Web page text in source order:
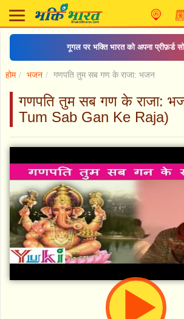
गूगल पर भक्ति भारत को अपना प्रीफ़र्ड
होम भजन गणपति तुम सब गण के राजा: भजन
गणपति तुम सब गण के राजा:
Tum Sab Gan Ke Raja)